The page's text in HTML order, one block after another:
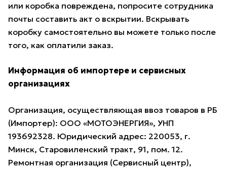
или коробка повреждена, попросите сотрудника
почты составить акт о вскрытии. Вскрывать
коробку самостоятельно вы можете только после
того, как оплатили заказ.
Информация об импортере и сервисных
организациях
Организация, осуществляющая ввоз товаров в РБ
(Импортер): ООО «МОТОЭНЕРГИЯ», УНП
193692328. Юридический адрес: 220053, г.
Минск, Старовиленский тракт, 91, пом. 12.
Ремонтная организация (Сервисный центр),